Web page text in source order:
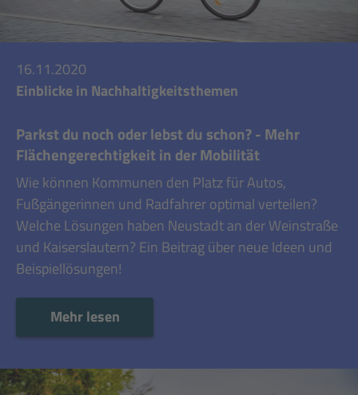
16.11.2020
Einblicke in Nachhaltigkeitsthemen
Parkst du noch oder lebst du schon? - Mehr
Flächengerechtigkeit in der Mobilität
Wie können Kommunen den Platz für Autos,
Fußgängerinnen und Radfahrer optimal verteilen?
Welche Lösungen haben Neustadt an der Weinstraße
und Kaiserslautern? Ein Beitrag über neue Ideen und
Beispiellösungen!
Mehr lesen